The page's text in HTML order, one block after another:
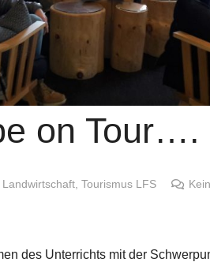
on Tour….
Landwirtschaft, Tourismus LFS
des Unterrichts mit der